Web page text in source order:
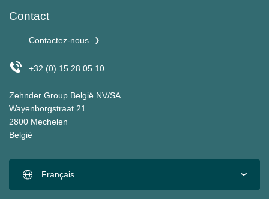
Contact
Contactez-nous
+32 (0) 15 28 05 10
Zehnder Group België NV/SA
Wayenborgstraat 21
2800 Mechelen
België
Français